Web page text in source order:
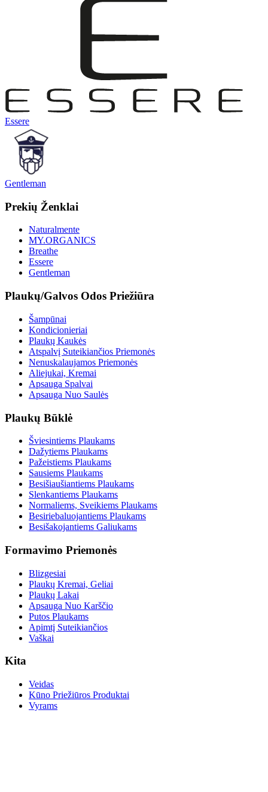
Essere
Gentleman
Prekių Ženklai
Naturalmente
MY.ORGANICS
Breathe
Essere
Gentleman
Plaukų/Galvos Odos Priežiūra
Šampūnai
Kondicionieriai
Plaukų Kaukės
Atspalvį Suteikiančios Priemonės
Nenuskalaujamos Priemonės
Aliejukai, Kremai
Apsauga Spalvai
Apsauga Nuo Saulės
Plaukų Būklė
Šviesintiems Plaukams
Dažytiems Plaukams
Pažeistiems Plaukams
Sausiems Plaukams
Besišiaušiantiems Plaukams
Slenkantiems Plaukams
Normaliems, Sveikiems Plaukams
Besiriebaluojantiems Plaukams
Besišakojantiems Galiukams
Formavimo Priemonės
Blizgesiai
Plaukų Kremai, Geliai
Plaukų Lakai
Apsauga Nuo Karščio
Putos Plaukams
Apimtį Suteikiančios
Vaškai
Kita
Veidas
Kūno Priežiūros Produktai
Vyrams